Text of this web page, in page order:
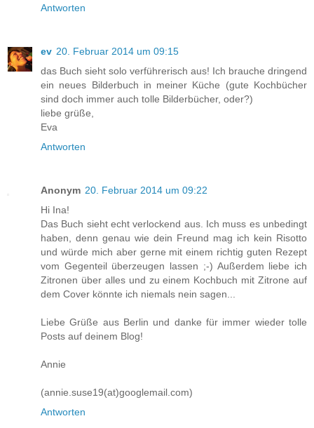
Antworten
ev 20. Februar 2014 um 09:15
das Buch sieht solo verführerisch aus! Ich brauche dringend
ein neues Bilderbuch in meiner Küche (gute Kochbücher
sind doch immer auch tolle Bilderbücher, oder?)
liebe grüße,
Eva
Antworten
Anonym 20. Februar 2014 um 09:22
Hi Ina!
Das Buch sieht echt verlockend aus. Ich muss es unbedingt
haben, denn genau wie dein Freund mag ich kein Risotto
und würde mich aber gerne mit einem richtig guten Rezept
vom Gegenteil überzeugen lassen ;-) Außerdem liebe ich
Zitronen über alles und zu einem Kochbuch mit Zitrone auf
dem Cover könnte ich niemals nein sagen...
Liebe Grüße aus Berlin und danke für immer wieder tolle
Posts auf deinem Blog!
Annie
(annie.suse19(at)googlemail.com)
Antworten